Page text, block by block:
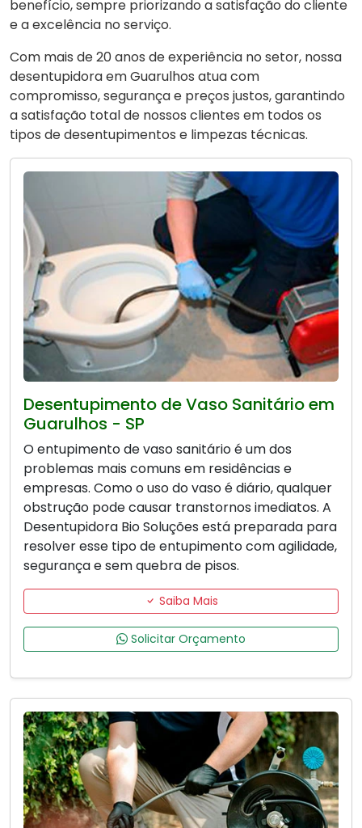
benefício, sempre priorizando a satisfação do cliente
e a excelência no serviço.
Com mais de 20 anos de experiência no setor, nossa
desentupidora em Guarulhos atua com
compromisso, segurança e preços justos, garantindo
a satisfação total de nossos clientes em todos os
tipos de desentupimentos e limpezas técnicas.
Desentupimento de Vaso Sanitário em
Guarulhos - SP
O entupimento de vaso sanitário é um dos
problemas mais comuns em residências e
empresas. Como o uso do vaso é diário, qualquer
obstrução pode causar transtornos imediatos. A
Desentupidora Bio Soluções está preparada para
resolver esse tipo de entupimento com agilidade,
segurança e sem quebra de pisos.
Saiba Mais
Solicitar Orçamento